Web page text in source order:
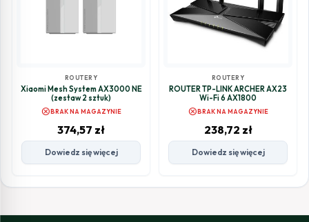
ROUTERY
Xiaomi Mesh System AX3000 NE
(zestaw 2 sztuk)
cancelBRAK NA MAGAZYNIE
374,57 zł
Dowiedz się więcej
ROUTERY
ROUTER TP-LINK ARCHER AX23
Wi-Fi 6 AX1800
cancelBRAK NA MAGAZYNIE
238,72 zł
Dowiedz się więcej